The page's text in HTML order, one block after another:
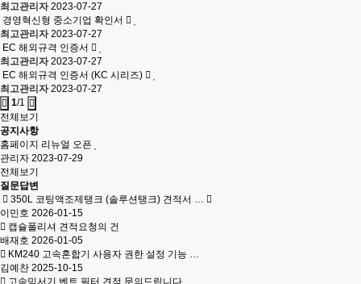
최고관리자 2023-07-27
경영혁신형 중소기업 확인서
최고관리자 2023-07-27
EC 해외규격 인증서
최고관리자 2023-07-27
EC 해외규격 인증서 (KC 시리즈)
최고관리자 2023-07-27
1/1
전체보기
공지사항
홈페이지 리뉴얼 오픈
관리자 2023-07-29
전체보기
질문답변
350L 코팅액조제탱크 (솔루션탱크) 견적서 …
이민호 2026-01-15
캡슐폴리셔 견적요청의 건
배재호 2026-01-05
KM240 고속혼합기 사용자 권한 설정 기능 …
김예찬 2025-10-15
고속믹서기 벤트 필터 견적 문의드립니다.